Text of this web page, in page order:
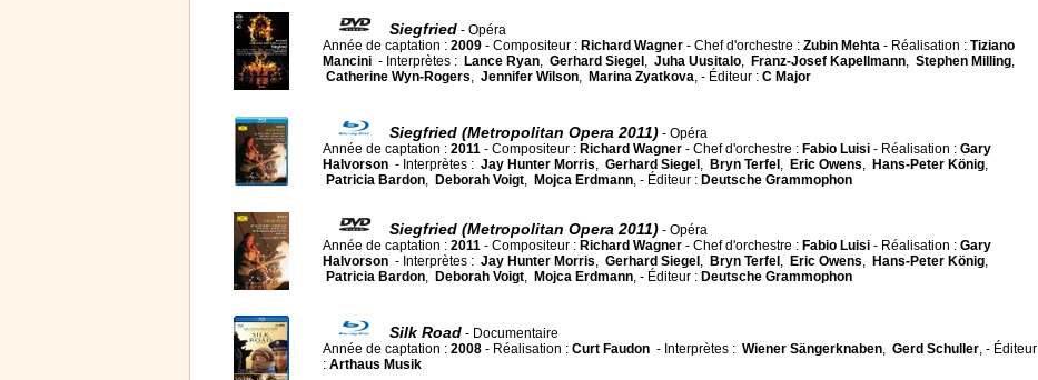
Siegfried - Opéra
Année de captation : 2009 - Compositeur : Richard Wagner - Chef d'orchestre : Zubin Mehta - Réalisation : Tiziano
Mancini - Interprètes : Lance Ryan, Gerhard Siegel , Juha Uusitalo, Franz-Josef Kapellmann, Stephen Milling,
Catherine Wyn-Rogers, Jennifer Wilson, Marina Zyatkova, - Éditeur : C Major
Siegfried (Metropolitan Opera 2011) - Opéra
Année de captation : 2011 - Compositeur : Richard Wagner - Chef d'orchestre : Fabio Luisi - Réalisation : Gary
Halvorson - Interprètes : Jay Hunter Morris, Gerhard Siegel , Bryn Terfel , Eric Owens, Hans-Peter König,
Patricia Bardon, Deborah Voigt, Mojca Erdmann, - Éditeur : Deutsche Grammophon
Siegfried (Metropolitan Opera 2011) - Opéra
Année de captation : 2011 - Compositeur : Richard Wagner - Chef d'orchestre : Fabio Luisi - Réalisation : Gary
Halvorson - Interprètes : Jay Hunter Morris, Gerhard Siegel , Bryn Terfel , Eric Owens, Hans-Peter König,
Patricia Bardon, Deborah Voigt, Mojca Erdmann, - Éditeur : Deutsche Grammophon
Silk Road - Documentaire
Année de captation : 2008 - Réalisation : Curt Faudon - Interprètes : Wiener Sängerknaben, Gerd Schuller, - Éditeur
: Arthaus Musik